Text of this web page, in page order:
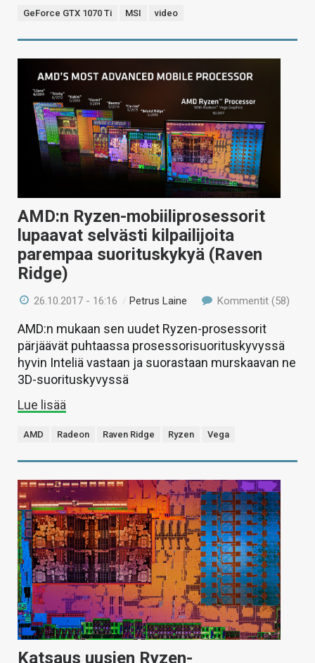
GeForce GTX 1070 Ti MSI video
AMD:n Ryzen-mobiiliprosessorit
lupaavat selvästi kilpailijoita
parempaa suorituskykyä (Raven
Ridge)
26.10.2017 - 16:16 / Petrus Laine Kommentit (58)
AMD:n mukaan sen uudet Ryzen-prosessorit
pärjäävät puhtaassa prosessorisuorituskyvyssä
hyvin Inteliä vastaan ja suorastaan murskaavan ne
3D-suorituskyvyssä
Lue lisää
AMD Radeon Raven Ridge Ryzen Vega
Katsaus uusien Ryzen-